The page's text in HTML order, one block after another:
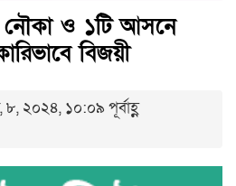
নৌকা ও ১টি আসনে
বিজয়ী
২০২৪, ১০:০৯ পূর্বাহ্ণ